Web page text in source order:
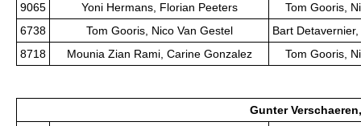
9065
Yoni Hermans, Florian Peeters
Tom Gooris,
6738
Tom Gooris, Nico Van Gestel
Bart
8718
Mounia Zian Rami, Carine Gonzalez Tom Gooris,
Gunter